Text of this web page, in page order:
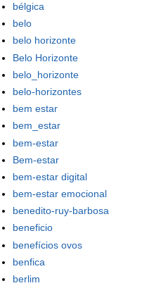
bélgica
belo
belo horizonte
Belo Horizonte
belo_horizonte
belo-horizontes
bem estar
bem_estar
bem-estar
Bem-estar
bem-estar digital
bem-estar emocional
benedito-ruy-barbosa
beneficio
benefícios ovos
benfica
berlim